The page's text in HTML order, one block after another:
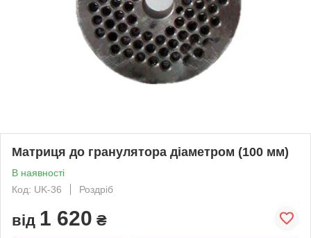
Матриця до гранулятора діаметром (100 мм)
В наявності
Код: UK-36
Роздріб
від 1 620 ₴